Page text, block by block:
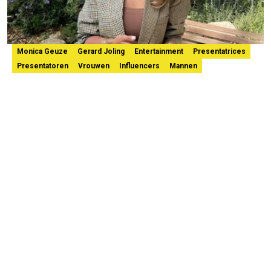
Monica Geuze Gerard Joling Entertainment
Presentatrices
Presentatoren
Vrouwen Influencers Mannen